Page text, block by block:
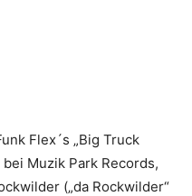
Flex´s „Big Truck
Muzik Park Records,
(„da Rockwilder“